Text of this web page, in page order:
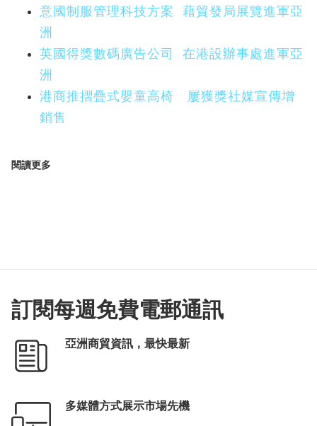
意國制服管理科技方案 藉貿發局展覽進軍亞
洲
英國得獎數碼廣告公司 在港設辦事處進軍亞
洲
港商推摺疊式嬰童高椅 屢獲獎社媒宣傳增
銷售
閱讀更多
訂閱每週免費電郵通訊
亞洲商貿資訊，最快最新
多媒體方式展示市場先機